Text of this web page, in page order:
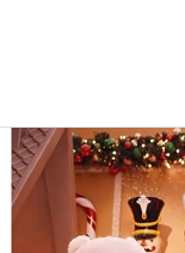
Skip
to
content